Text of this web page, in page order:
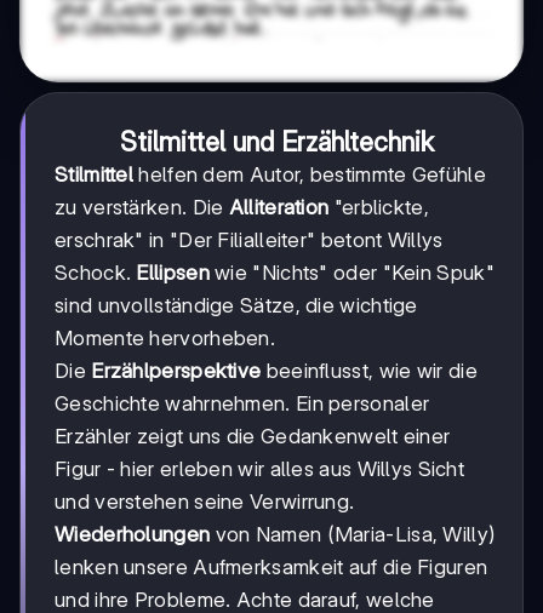
Stilmittel und Erzähltechnik
Stilmittel helfen dem Autor, bestimmte Gefühle
zu verstärken. Die Alliteration "erblickte,
erschrak" in "Der Filialleiter" betont Willys
Schock. Ellipsenwie "Nichts" oder "Kein Spuk"
sind unvollständige Sätze, die wichtige
Momente hervorheben.
Die Erzählperspektive beeinflusst, wie wir die
Geschichte wahrnehmen. Ein personaler
Erzähler zeigt uns die Gedankenwelt einer
Figur - hier erleben wir alles aus Willys Sicht
und verstehen seine Verwirrung.
Wiederholungen von Namen (Maria-Lisa, Willy)
lenken unsere Aufmerksamkeit auf die Figuren
und ihre Probleme. Achte darauf, welche